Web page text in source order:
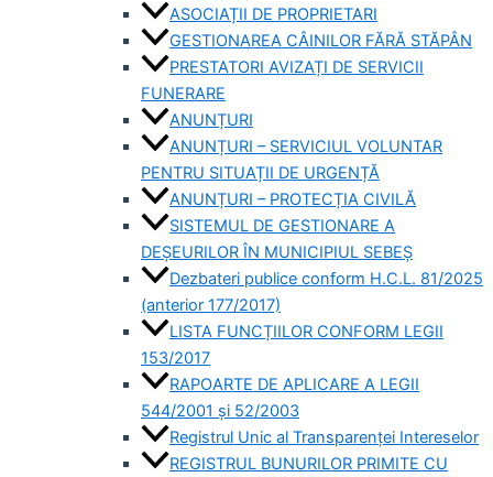
ASOCIAȚII DE PROPRIETARI
GESTIONAREA CÂINILOR FĂRĂ STĂPÂN
PRESTATORI AVIZAȚI DE SERVICII
FUNERARE
ANUNȚURI
ANUNȚURI – SERVICIUL VOLUNTAR
PENTRU SITUAȚII DE URGENȚĂ
ANUNȚURI – PROTECȚIA CIVILĂ
SISTEMUL DE GESTIONARE A
DEȘEURILOR ÎN MUNICIPIUL SEBEȘ
Dezbateri publice conform H.C.L. 81/2025
(anterior 177/2017)
LISTA FUNCȚIILOR CONFORM LEGII
153/2017
RAPOARTE DE APLICARE A LEGII
544/2001 și 52/2003
Registrul Unic al Transparenței Intereselor
REGISTRUL BUNURILOR PRIMITE CU